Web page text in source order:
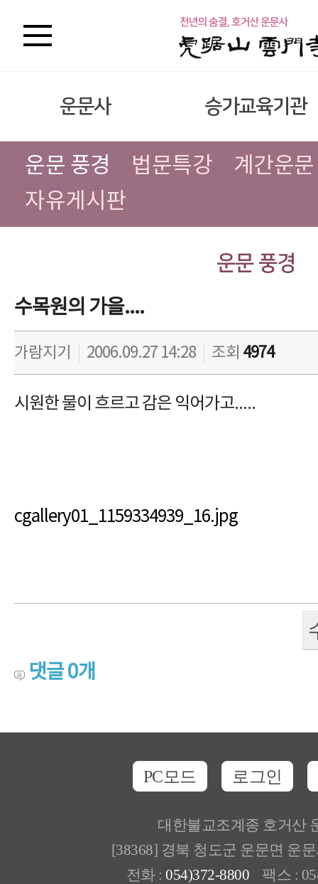
운문사 승가교육기관
운문 풍경 법문특강
계간운문
자유게시판
운문 풍경
수목원의 가을....
가람지기 2006.09.27 14:28 조회 4974
시원한 물이 흐르고 감은 익어가고.....
cgallery01_1159334939_16.jpg
댓글0개
PC모드 로그인
대한불교조계종 호거산
[38368] 경북 청도군 운문면 운
전화 : 054)372-8800 팩스 :